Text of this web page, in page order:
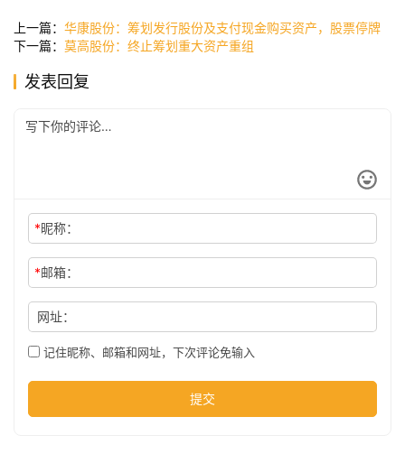
讯
司
尚
科
上一篇： 华康股份：筹划发行股份及支付现金购买资产，股票停牌
下一篇： 莫高股份：终止筹划重大资产重组
发表回复
*昵称：
*邮箱：
网址：
记住昵称、邮箱和网址，下次评论免输入
提交